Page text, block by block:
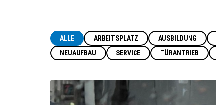
ALLE ARBEITSPLATZ AUSBILDUNG
NEUAUFBAU
SERVICE TÜRANTRIEB